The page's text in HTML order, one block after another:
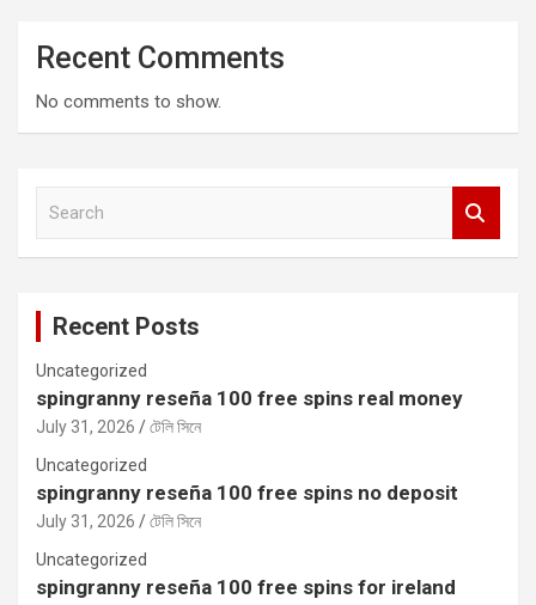
Recent Comments
No comments to show.
Recent Posts
Uncategorized
spingranny reseña 100 free spins real money
July 31, 2026
টেলি সিনে
Uncategorized
spingranny reseña 100 free spins no deposit
July 31, 2026
টেলি সিনে
Uncategorized
spingranny reseña 100 free spins for ireland